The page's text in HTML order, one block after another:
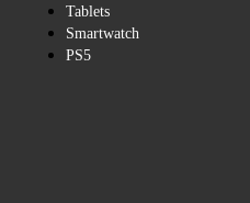
Tablets
Smartwatch
PS5